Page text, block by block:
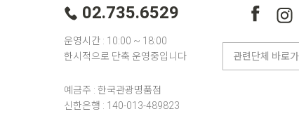
02.735.6529
운영시간 : 10:00 ~ 18:00
한시적으로 단축 운영중입니다
예금주 : 한국관광명품점
신한은행 : 140-013-489823